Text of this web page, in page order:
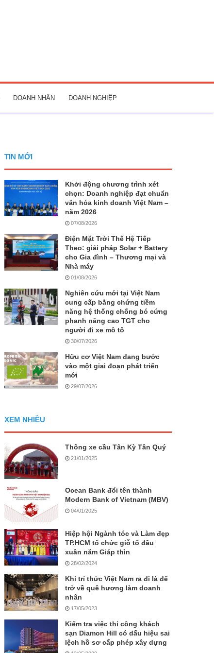
DOANH NHÂN DOANH NGHIỆP
TIN MỚI
Khởi động chương trình xét
chọn: Doanh nghiệp đạt chuẩn
văn hóa kinh doanh Việt Nam –
năm 2026
07/08/2026
Điện Mặt Trời Thế Hệ Tiếp
Theo: giải pháp Solar + Battery
cho Gia đình – Thương mại và
Nhà máy
01/08/2026
Nghiên cứu mới tại Việt Nam
cung cấp bằng chứng tiềm
năng hệ thống chống bó cứng
phanh nâng cao TGT cho
người đi xe mô tô
30/07/2026
Hữu cơ Việt Nam đang bước
vào một giai đoạn phát triển
mới
29/07/2026
XEM NHIỀU
Thông xe cầu Tân Kỳ Tân Quý
21/01/2025
Ocean Bank đổi tên thành
Modern Bank of Vietnam (MBV)
04/01/2025
Hiệp hội Ngành tóc và Làm đẹp
TP.HCM tổ chức giỗ tổ đầu
xuân năm Giáp thìn
28/02/2024
Khi trí thức Việt Nam ra đi là để
trở về quê hương làm doanh
nhân
17/05/2023
Kiểm tra việc thi công khách
sạn Diamon Hill có dấu hiệu sai
lệch hồ sơ cấp phép xây dựng